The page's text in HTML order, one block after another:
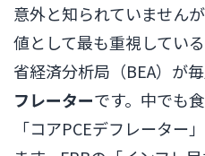
意外と知られていません
値として最も重視してい
省経済分析局（BEA）が
フレーターです。中でも
「コアPCEデフレーター